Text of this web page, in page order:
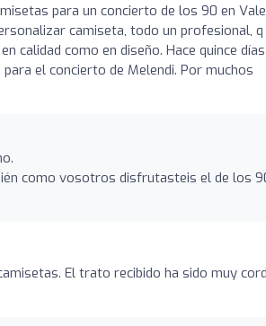
para un concierto de los 90 en
camiseta, todo un profesional, q
calidad como en diseño. Hace quince
el concierto de Melendi. Por muchos
como vosotros disfrutasteis el de los
El trato recibido ha sido muy